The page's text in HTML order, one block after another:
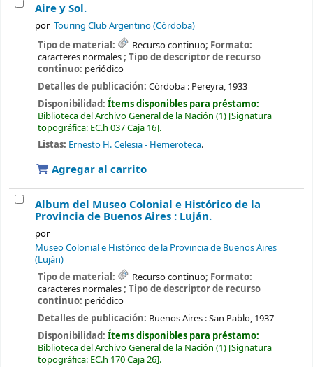
Aire y Sol.
por Touring Club Argentino (Córdoba)
Tipo de material: Recurso continuo; Formato:
caracteres normales; Tipo de descriptor de recurso
continuo: periódico
Detalles de publicación: Córdoba : Pereyra, 1933
Disponibilidad: Ítems disponibles para préstamo:
Biblioteca del Archivo General de la Nación (1) Signatura
topográfica: EC.h 037 Caja 16 .
Listas: Ernesto H. Celesia - Hemeroteca.
Agregar al carrito
Album del Museo Colonial e Histórico de la
Provincia de Buenos Aires : Luján.
por
Museo Colonial e Histórico de la Provincia de Buenos Aires
(Luján)
Tipo de material: Recurso continuo; Formato:
caracteres normales; Tipo de descriptor de recurso
continuo: periódico
Detalles de publicación: Buenos Aires :San Pablo, 1937
Disponibilidad: Ítems disponibles para préstamo:
Biblioteca del Archivo General de la Nación (1) Signatura
topográfica: EC.h 170 Caja 26 .